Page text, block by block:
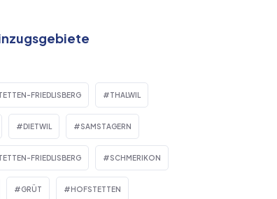
FRIEDLISBERG THALWIL
DIETWIL SAMSTAGERN
FRIEDLISBERG SCHMERIKON
GRÜT HOFSTETTEN